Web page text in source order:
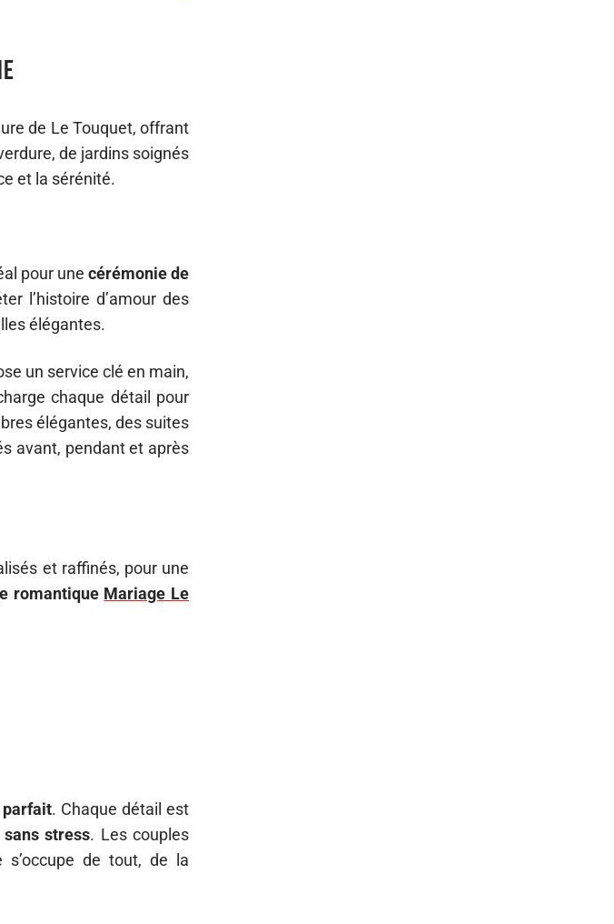
de Le Touquet, offrant
de jardins soignés
et la sérénité.
pour une cérémonie de
l’histoire d’amour des
élégantes.
un service clé en main,
chaque détail pour
élégantes, des suites
avant, pendant et après
et raffinés, pour une
romantique Mariage Le
parfait. Chaque détail est
stress. Les couples
s’occupe de tout, de la